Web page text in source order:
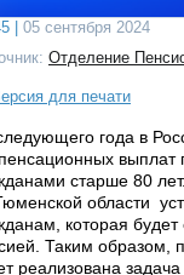
| 05 сентября 2024
Отделение
для печати
года в
выплат
старше 80
области
которая
Таким образом,
реализована